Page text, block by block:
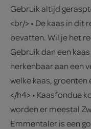
Gebruik altijd
<br/> • De kaas in
bevatten. Wil je het
Gebruik dan een
herkenbaar aan een
welke kaas,
</h4> • Kaasfondue
worden er meestal
Emmentaler is een